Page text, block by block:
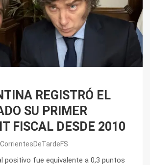
REGISTRÓ EL
SU PRIMER
FISCAL DESDE 2010
CorrientesDeTardeFS
positivo fue equivalente a 0,3 puntos